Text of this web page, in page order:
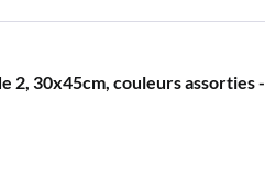
2, 30x45cm, couleurs assorties -